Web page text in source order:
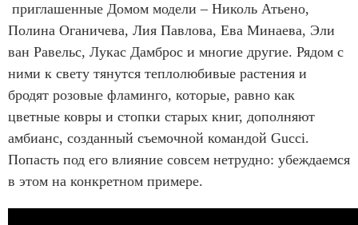
приглашенные Домом модели – Николь Атьено,
Полина Оганичева, Лия Павлова, Ева Минаева, Эли
ван Равельс, Лукас Дамброс и многие другие. Рядом с
ними к свету тянутся теплолюбивые растения и
бродят розовые фламинго, которые, равно как
цветные ковры и стопки старых книг, дополняют
амбианс, созданный съемочной командой Gucci.
Попасть под его влияние совсем нетрудно: убеждаемся
в этом на конкретном примере.